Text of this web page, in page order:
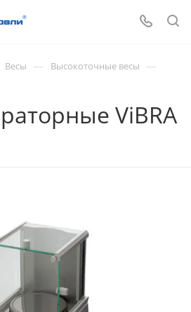
Весы — Высокоточные весы —
ViBRA